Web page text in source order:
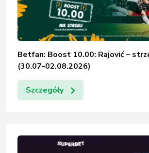
Betfan: Boost 10.00: Rajović –
(30.07-02.08.2026)
Szczegóły